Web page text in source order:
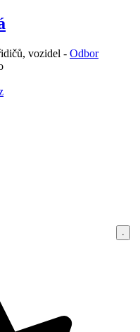
vozidel - Odbor